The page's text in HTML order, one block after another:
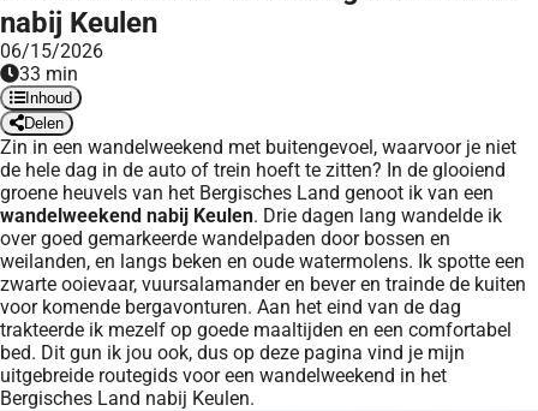
nabij Keulen
06/15/2026
33 min
Inhoud
Delen
Zin in een wandelweekend met buitengevoel, waarvoor je niet
de hele dag in de auto of trein hoeft te zitten? In de glooiend
groene heuvels van het Bergisches Land genoot ik van een
wandelweekend nabij Keulen. Drie dagen lang wandelde ik
over goed gemarkeerde wandelpaden door bossen en
weilanden, en langs beken en oude watermolens. Ik spotte een
zwarte ooievaar, vuursalamander en bever en trainde de kuiten
voor komende bergavonturen. Aan het eind van de dag
trakteerde ik mezelf op goede maaltijden en een comfortabel
bed. Dit gun ik jou ook, dus op deze pagina vind je mijn
uitgebreide routegids voor een wandelweekend in het
Bergisches Land nabij Keulen.